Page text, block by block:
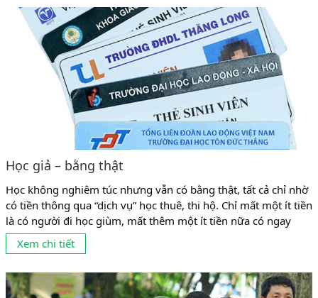
Học giả – bằng thật
Học không nghiêm túc nhưng vẫn có bằng thật, tất cả chỉ nhờ
có tiền thông qua “dịch vụ” học thuê, thi hộ. Chỉ mất một ít tiền
là có người đi học giùm, mất thêm một ít tiền nữa có ngay
người đi thi giùm. Chuyện học thuê, thi hộ (học giả, thi giả) đã
hợp pháp hóa cho những...
Xem chi tiết